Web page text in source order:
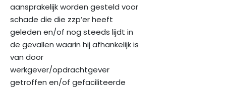
aansprakelijk worden gesteld voor
schade die die zzp’er heeft
geleden en/of nog steeds lijdt in
de gevallen waarin hij afhankelijk is
van door
werkgever/opdrachtgever
getroffen en/of gefaciliteerde